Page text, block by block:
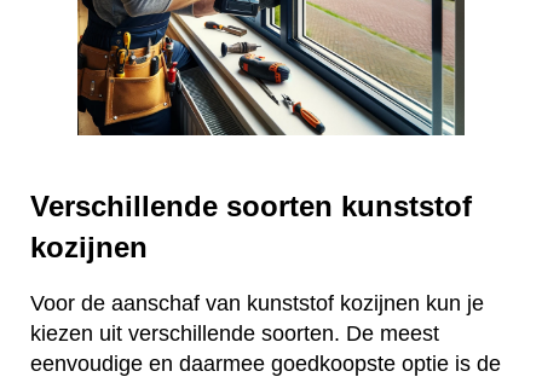
Verschillende soorten kunststof
kozijnen
Voor de aanschaf van kunststof kozijnen kun je
kiezen uit verschillende soorten. De meest
eenvoudige en daarmee goedkoopste optie is de